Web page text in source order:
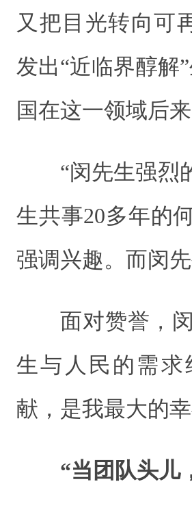
又把目光转向可
发出“近临界醇解
国在这一领域后
“闵先生强烈
生共事20多年的
强调兴趣。而闵
面对赞誉，
生与人民的需
献，是我最大的
“当团队头儿